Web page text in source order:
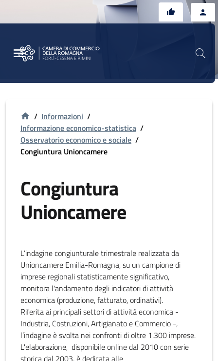
/ Informazioni /
Informazione economico-statistica /
Osservatorio economico e sociale /
Congiuntura Unioncamere
Congiuntura
Unioncamere
L’indagine congiunturale trimestrale realizzata da
Unioncamere Emilia-Romagna, su un campione di
imprese regionali statisticamente significativo,
monitora l'andamento degli indicatori di attività
economica (produzione, fatturato, ordinativi).
Riferita ai principali settori di attività economica -
Industria, Costruzioni, Artigianato e Commercio -,
l’indagine è svolta nei confronti di oltre 1.300 imprese.
L'elaborazione, disponibile online dal 2010 con serie
storica dal 2003, è dedicata alle